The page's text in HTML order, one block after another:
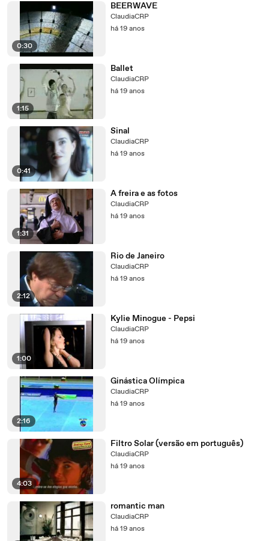
0:30
BEERWAVE
ClaudiaCRP
há 19 anos
1:15
Ballet
ClaudiaCRP
há 19 anos
0:41
Sinal
ClaudiaCRP
há 19 anos
1:31
A freira e as fotos
ClaudiaCRP
há 19 anos
2:12
Rio de Janeiro
ClaudiaCRP
há 19 anos
1:00
Kylie Minogue - Pepsi
ClaudiaCRP
há 19 anos
2:16
Ginástica Olímpica
ClaudiaCRP
há 19 anos
4:03
Filtro Solar (versão em português)
ClaudiaCRP
há 19 anos
romantic man
ClaudiaCRP
há 19 anos